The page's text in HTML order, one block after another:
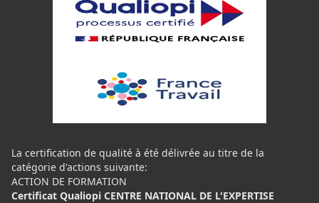
La certification de qualité à été délivrée au titre de la
catégorie d'actions suivante:
ACTION DE FORMATION
Certificat Qualiopi CENTRE NATIONAL DE L'EXPERTISE